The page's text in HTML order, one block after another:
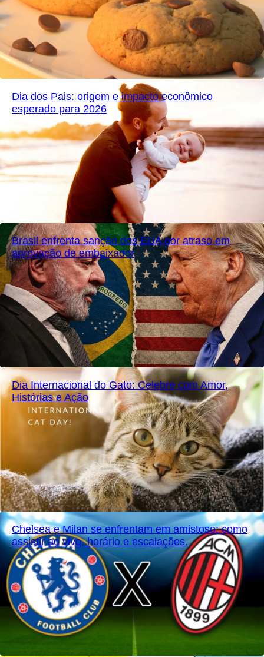
Dia dos Pais: origem e impacto econômico
esperado para 2026
Brasil enfrenta sanção dos EUA por atraso em
aprovação de embaixador
Dia Internacional do Gato: Celebre com Amor,
Histórias e Ação
Chelsea e Milan se enfrentam em amistoso: como
assistir ao vivo, horário e escalações.